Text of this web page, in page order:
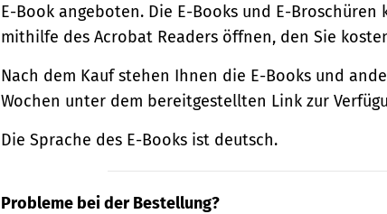
E-Book angeboten. Die E-Books und E-Broschüren
mithilfe des Acrobat Readers öffnen, den Sie
Nach dem Kauf stehen Ihnen die E-Books und
Wochen unter dem bereitgestellten Link zur
Die Sprache des E-Books ist deutsch.
Probleme bei der Bestellung?